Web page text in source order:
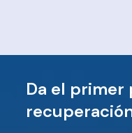
Da el primer